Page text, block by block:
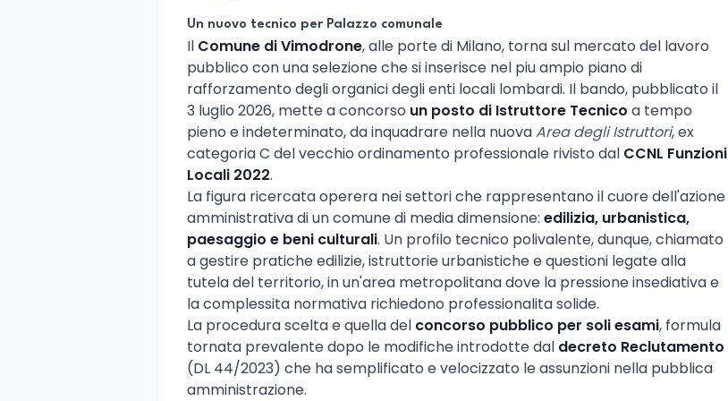
Un nuovo tecnico per Palazzo comunale
Il Comune di Vimodrone, alle porte di Milano, torna sul mercato del lavoro
pubblico con una selezione che si inserisce nel piu ampio piano di
rafforzamento degli organici degli enti locali lombardi. Il bando, pubblicato il
3 luglio 2026, mette a concorso un posto di Istruttore Tecnico a tempo
pieno e indeterminato, da inquadrare nella nuovaArea degli Istruttori, ex
categoria C del vecchio ordinamento professionale rivisto dal CCNL Funzioni
Locali 2022.
La figura ricercata operera nei settori che rappresentano il cuore dell'azione
amministrativa di un comune di media dimensione: edilizia, urbanistica,
paesaggio e beni culturali. Un profilo tecnico polivalente, dunque, chiamato
a gestire pratiche edilizie, istruttorie urbanistiche e questioni legate alla
tutela del territorio, in un'area metropolitana dove la pressione insediativa e
la complessita normativa richiedono professionalita solide.
La procedura scelta e quella del concorso pubblico per soli esami, formula
tornata prevalente dopo le modifiche introdotte dal decreto Reclutamento
(DL 44/2023) che ha semplificato e velocizzato le assunzioni nella pubblica
amministrazione.